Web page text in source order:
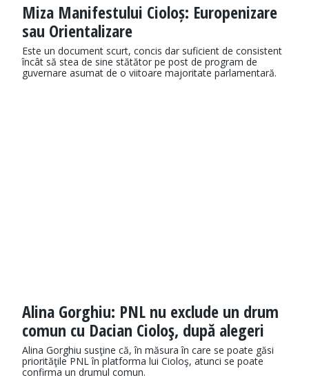
Miza Manifestului Cioloș: Europenizare
sau Orientalizare
Este un document scurt, concis dar suficient de consistent
încât să stea de sine stătător pe post de program de
guvernare asumat de o viitoare majoritate parlamentară.
Alina Gorghiu: PNL nu exclude un drum
comun cu Dacian Cioloş, după alegeri
Alina Gorghiu susţine că, în măsura în care se poate găsi
priorităţile PNL în platforma lui Cioloş, atunci se poate
confirma un drumul comun.